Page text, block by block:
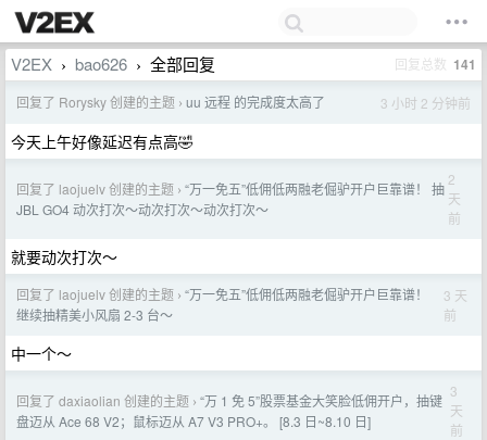
V2EX › bao626 › 全部回复 回复总数 141
回复了 Rorysky 创建的主题 › uu 远程 的完成度太高了 3 小时 2 分钟前
今天上午好像延迟有点高🤣
回复了 laojuelv 创建的主题 › “万一免五”低佣低两融老倔驴开户巨靠谱！ 抽
JBL GO4 动次打次～动次打次～动次打次～
2
天
前
就要动次打次～
回复了 laojuelv 创建的主题 › “万一免五”低佣低两融老倔驴开户巨靠谱！
继续抽精美小风扇 2-3 台～
3 天
前
中一个～
回复了 daxiaolian 创建的主题 › “万 1 免 5”股票基金大笑脸低佣开户，抽键
盘迈从 Ace 68 V2；鼠标迈从 A7 V3 PRO+。 [8.3 日~8.10 日]
3
天
前